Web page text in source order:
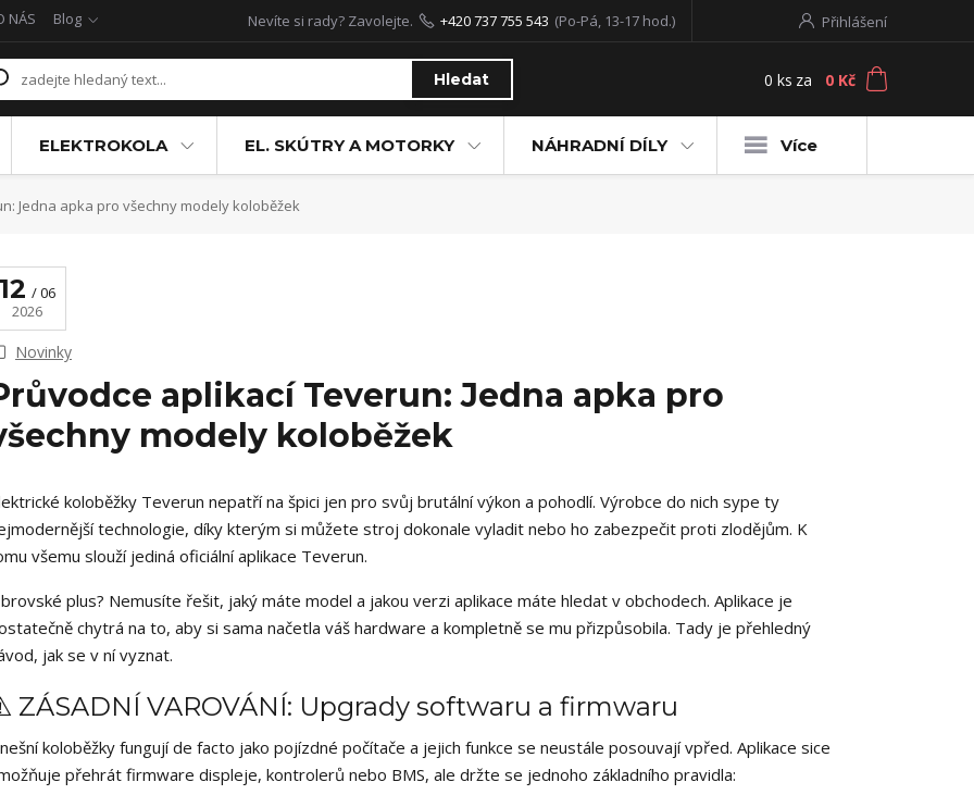
NÁS Blog Přihlášení
Hledat
Nevíte si rady? Zavolejte. +420 737 755 543 (Po-Pá, 13-17 hod.)
0 ks za 0 Kč
ELEKTROKOLA EL. SKÚTRY A MOTORKY NÁHRADNÍ DÍLY Více
Jedna apka pro všechny modely koloběžek
06
2026
Novinky
aplikací Teverun: Jedna apka pro
modely koloběžek
koloběžky Teverun nepatří na špici jen pro svůj brutální výkon a pohodlí. Výrobce do nich sype ty
technologie, díky kterým si můžete stroj dokonale vyladit nebo ho zabezpečit proti zlodějům. K
všemu slouží jediná oficiální aplikace Teverun.
plus? Nemusíte řešit, jaký máte model a jakou verzi aplikace máte hledat v obchodech. Aplikace je
chytrá na to, aby si sama načetla váš hardware a kompletně se mu přizpůsobila. Tady je přehledný
jak se v ní vyznat.
ZÁSADNÍ VAROVÁNÍ: Upgrady softwaru a firmwaru
koloběžky fungují de facto jako pojízdné počítače a jejich funkce se neustále posouvají vpřed. Aplikace sice
přehrát firmware displeje, kontrolerů nebo BMS, ale držte se jednoho základního pravidla: